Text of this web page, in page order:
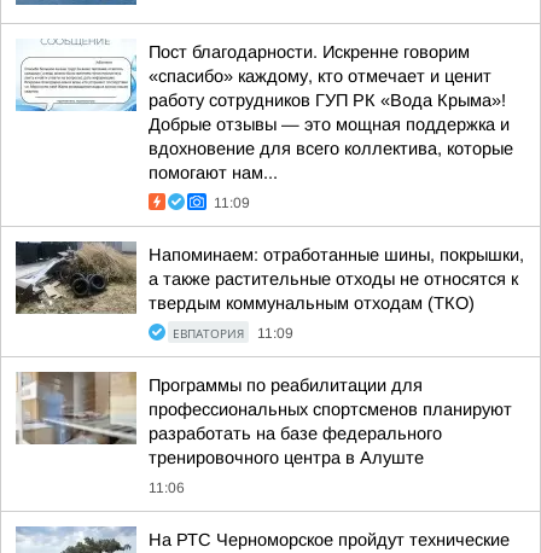
Пост благодарности. Искренне говорим
«спасибо» каждому, кто отмечает и ценит
работу сотрудников ГУП РК «Вода Крыма»!
Добрые отзывы — это мощная поддержка и
вдохновение для всего коллектива, которые
помогают нам...
11:09
Напоминаем: отработанные шины, покрышки,
а также растительные отходы не относятся к
твердым коммунальным отходам (ТКО)
ЕВПАТОРИЯ 11:09
Программы по реабилитации для
профессиональных спортсменов планируют
разработать на базе федерального
тренировочного центра в Алуште
11:06
На РТС Черноморское пройдут технические